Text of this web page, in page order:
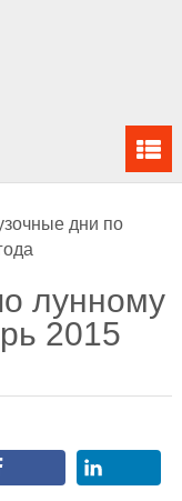
дни по
лунному
2015